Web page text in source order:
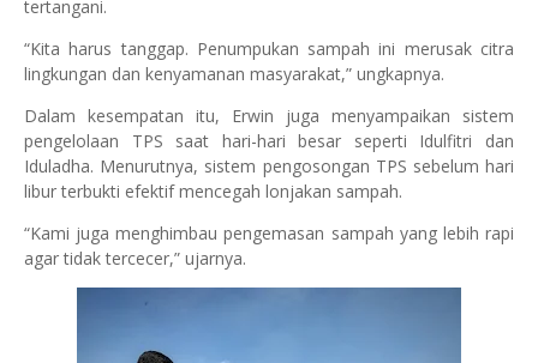
tertangani.
“Kita harus tanggap. Penumpukan sampah ini merusak citra
lingkungan dan kenyamanan masyarakat,” ungkapnya.
Dalam kesempatan itu, Erwin juga menyampaikan sistem
pengelolaan TPS saat hari-hari besar seperti Idulfitri dan
Iduladha. Menurutnya, sistem pengosongan TPS sebelum hari
libur terbukti efektif mencegah lonjakan sampah.
“Kami juga menghimbau pengemasan sampah yang lebih rapi
agar tidak tercecer,” ujarnya.